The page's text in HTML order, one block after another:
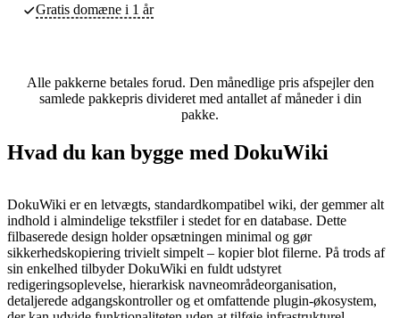
Gratis domæne i 1 år
Alle pakkerne betales forud. Den månedlige pris afspejler den
samlede pakkepris divideret med antallet af måneder i din
pakke.
Hvad du kan bygge med DokuWiki
DokuWiki er en letvægts, standardkompatibel wiki, der gemmer alt
indhold i almindelige tekstfiler i stedet for en database. Dette
filbaserede design holder opsætningen minimal og gør
sikkerhedskopiering trivielt simpelt – kopier blot filerne. På trods af
sin enkelhed tilbyder DokuWiki en fuldt udstyret
redigeringsoplevelse, hierarkisk navneområdeorganisation,
detaljerede adgangskontroller og et omfattende plugin-økosystem,